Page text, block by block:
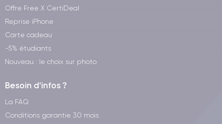
Offre Free X CertiDeal
Reprise iPhone
Carte cadeau
-5% étudiants
Nouveau : le choix sur photo
Besoin d'infos ?
La FAQ
Conditions garantie 30 mois